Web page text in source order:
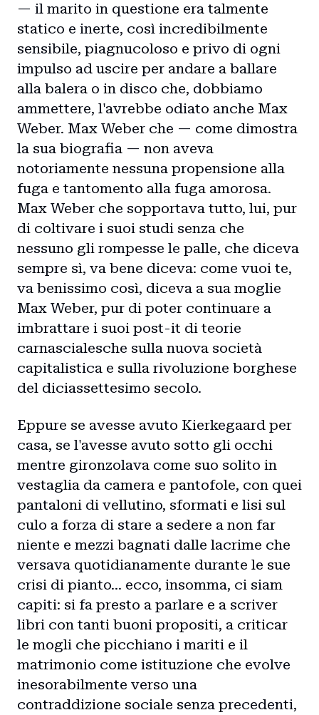
— il marito in questione era talmente
statico e inerte, così incredibilmente
sensibile, piagnucoloso e privo di ogni
impulso ad uscire per andare a ballare
alla balera o in disco che, dobbiamo
ammettere, l'avrebbe odiato anche Max
Weber. Max Weber che — come dimostra
la sua biografia — non aveva
notoriamente nessuna propensione alla
fuga e tantomento alla fuga amorosa.
Max Weber che sopportava tutto, lui, pur
di coltivare i suoi studi senza che
nessuno gli rompesse le palle, che diceva
sempre sì, va bene diceva: come vuoi te,
va benissimo così, diceva a sua moglie
Max Weber, pur di poter continuare a
imbrattare i suoi post-it di teorie
carnascialesche sulla nuova società
capitalistica e sulla rivoluzione borghese
del diciassettesimo secolo.
Eppure se avesse avuto Kierkegaard per
casa, se l'avesse avuto sotto gli occhi
mentre gironzolava come suo solito in
vestaglia da camera e pantofole, con quei
pantaloni di vellutino, sformati e lisi sul
culo a forza di stare a sedere a non far
niente e mezzi bagnati dalle lacrime che
versava quotidianamente durante le sue
crisi di pianto... ecco, insomma, ci siam
capiti: si fa presto a parlare e a scriver
libri con tanti buoni propositi, a criticar
le mogli che picchiano i mariti e il
matrimonio come istituzione che evolve
inesorabilmente verso una
contraddizione sociale senza precedenti,